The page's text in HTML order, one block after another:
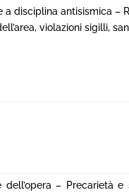
disciplina antisismica –
violazioni sigilli,
– Precarietà e